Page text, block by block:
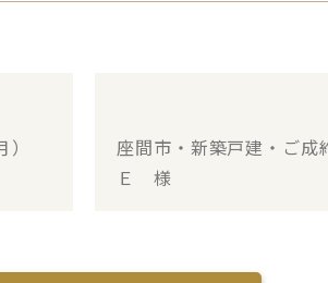
）
座間市・新築戸建・
Ｅ 様